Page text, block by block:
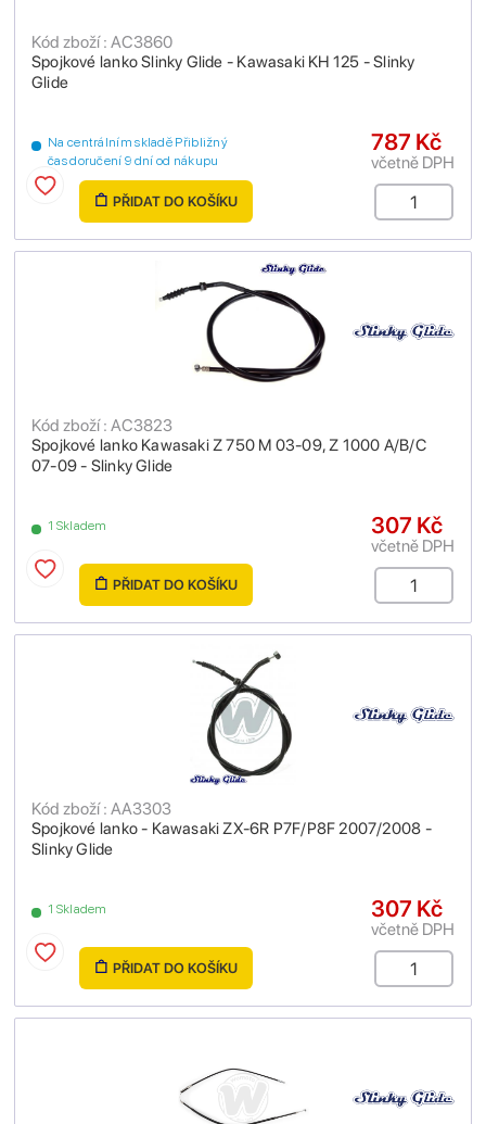
Spojkové lanko Slinky Glide - Kawasaki KH 125 - Slinky
Glide
Kód zboží : AC3860
Na centrálním skladě Přibližný
čas doručení 9 dní od nákupu
787 Kč
včetně DPH
PŘIDAT DO KOŠÍKU
Spojkové lanko Kawasaki Z 750 M 03-09, Z 1000 A/B/C
07-09 - Slinky Glide
Kód zboží : AC3823
1 Skladem 307 Kč
včetně DPH
PŘIDAT DO KOŠÍKU
Spojkové lanko - Kawasaki ZX-6R P7F/P8F 2007/2008 -
Slinky Glide
Kód zboží : AA3303
1 Skladem 307 Kč
včetně DPH
PŘIDAT DO KOŠÍKU